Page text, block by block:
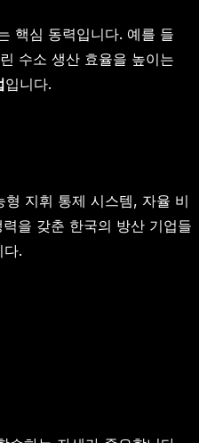
핵심 동력입니다. 예를 들
수소 생산 효율을 높이는
입니다.
지휘 통제 시스템, 자율 비
을 갖춘 한국의 방산 기업들
.